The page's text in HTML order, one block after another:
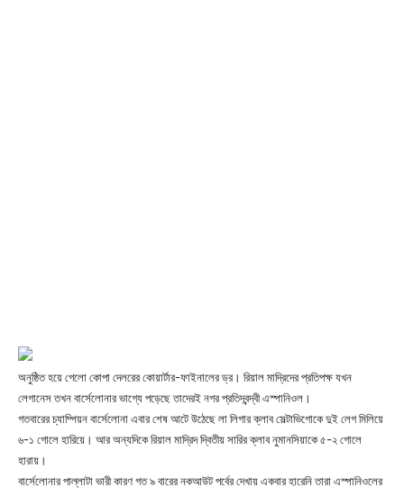
অনুষ্ঠিত হয়ে গেলো কোপা দেলরের কোয়ার্টার-ফাইনালের ড্র। রিয়াল মাদ্রিদের প্রতিপক্ষ যখন
লেগানেস তখন বার্সেলোনার ভাগ্যে পড়েছে তাদেরই নগর প্রতিদ্বন্দ্বী এস্পানিওল।
গতবারের চ্যাম্পিয়ন বার্সেলোনা এবার শেষ আটে উঠেছে লা লিগার ক্লাব সেল্টাভিগোকে দুই লেগ মিলিয়ে
৬-১ গোলে হারিয়ে। আর অন্যদিকে রিয়াল মাদ্রিদ দ্বিতীয় সারির ক্লাব নুমানসিয়াকে ৫-২ গোলে
হারায়।
বার্সেলোনার পাল্লাটা ভারী কারণ গত ৯ বারের নকআউট পর্বের দেখায় একবার হারেনি তারা এস্পানিওলের